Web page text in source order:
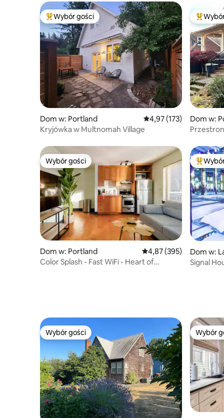
Najpopularniejsze z kategorii Wybór gości
Wybór gości
Dom w: Portland Średnia ocena: 4,97 na
4,97 (173)
Kryjówka w Multnomah Village
Dom w:
Wybór gości
Wybór gości
Dom w: Portland Średnia ocena: 4,87 na
4,87 (395)
Color Splash - Fast WiFi - Heart of
Dom w:
Signal
Wybór gości
Wybór gości Wybór
Wybór